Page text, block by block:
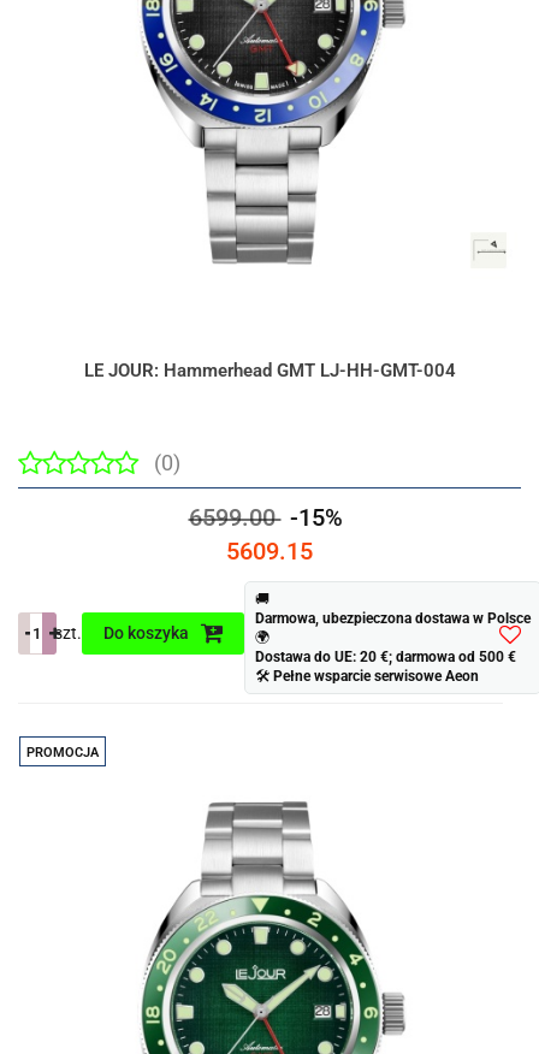
LE JOUR: Hammerhead GMT LJ-HH-GMT-004
(0)
6599.00 -15%
5609.15
szt. Do koszyka
🚚
Darmowa, ubezpieczona dostawa w Polsce
🌍
Dostawa do UE: 20 €; darmowa od 500 €
🛠 Pełne wsparcie serwisowe Aeon
Do
PROMOCJA